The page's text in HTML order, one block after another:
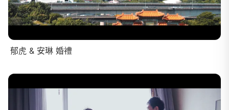
郁虎 & 安琳 婚禮